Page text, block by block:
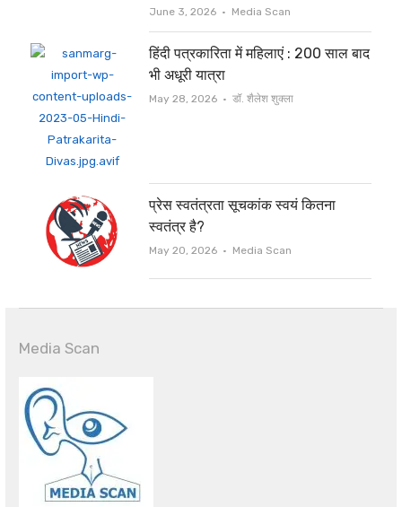
June 3, 2026 Author
Media Scan
हिंदी पत्रकारिता में महिलाएं : 200 साल बाद
भी अधूरी यात्रा
May 28, 2026 Author
डॉ. शैलेश शुक्ला
प्रेस स्वतंत्रता सूचकांक स्वयं कितना
स्वतंत्र है?
May 20, 2026 Author
Media Scan
Media Scan